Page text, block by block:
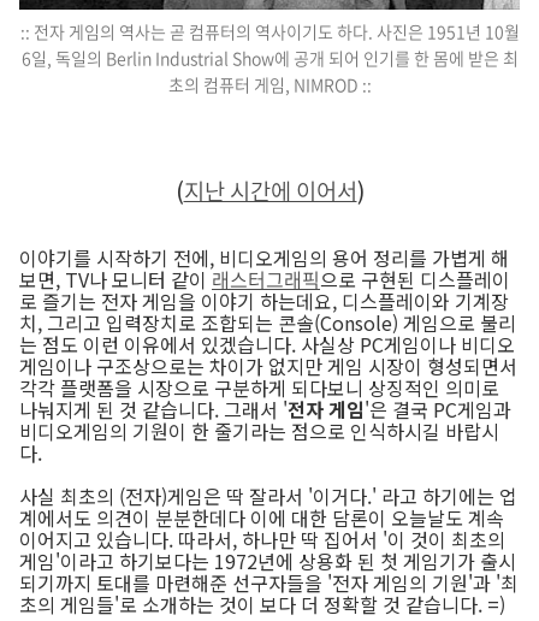
:: 전자 게임의 역사는 곧 컴퓨터의 역사이기도 하다. 사진은 1951년 10월
6일, 독일의 Berlin Industrial Show에 공개 되어 인기를 한 몸에 받은 최
초의 컴퓨터 게임, NIMROD ::
(지난 시간에 이어서)
이야기를 시작하기 전에, 비디오게임의 용어 정리를 가볍게 해
보면, TV나 모니터 같이래스터그래픽으로 구현된 디스플레이
로 즐기는 전자 게임을 이야기 하는데요, 디스플레이와 기계장
치, 그리고 입력장치로 조합되는 콘솔(Console) 게임으로 불리
는 점도 이런 이유에서 있겠습니다. 사실상 PC게임이나 비디오
게임이나 구조상으로는 차이가 없지만 게임 시장이 형성되면서
각각 플랫폼을 시장으로 구분하게 되다보니 상징적인 의미로
나눠지게 된 것 같습니다. 그래서 '전자 게임'은 결국 PC게임과
비디오게임의 기원이 한 줄기라는 점으로 인식하시길 바랍시
다.
사실 최초의 (전자)게임은 딱 잘라서 '이거다.' 라고 하기에는 업
계에서도 의견이 분분한데다 이에 대한 담론이 오늘날도 계속
이어지고 있습니다. 따라서, 하나만 딱 집어서 '이 것이 최초의
게임'이라고 하기보다는 1972년에 상용화 된 첫 게임기가 출시
되기까지 토대를 마련해준 선구자들을 '전자 게임의 기원'과 '최
초의 게임들'로 소개하는 것이 보다 더 정확할 것 같습니다. =)